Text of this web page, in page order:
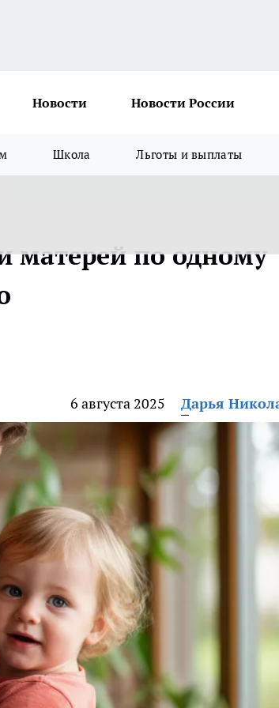
Новости Новости России
Школа Льготы и выплаты
по одному
6 августа 2025 Дарья